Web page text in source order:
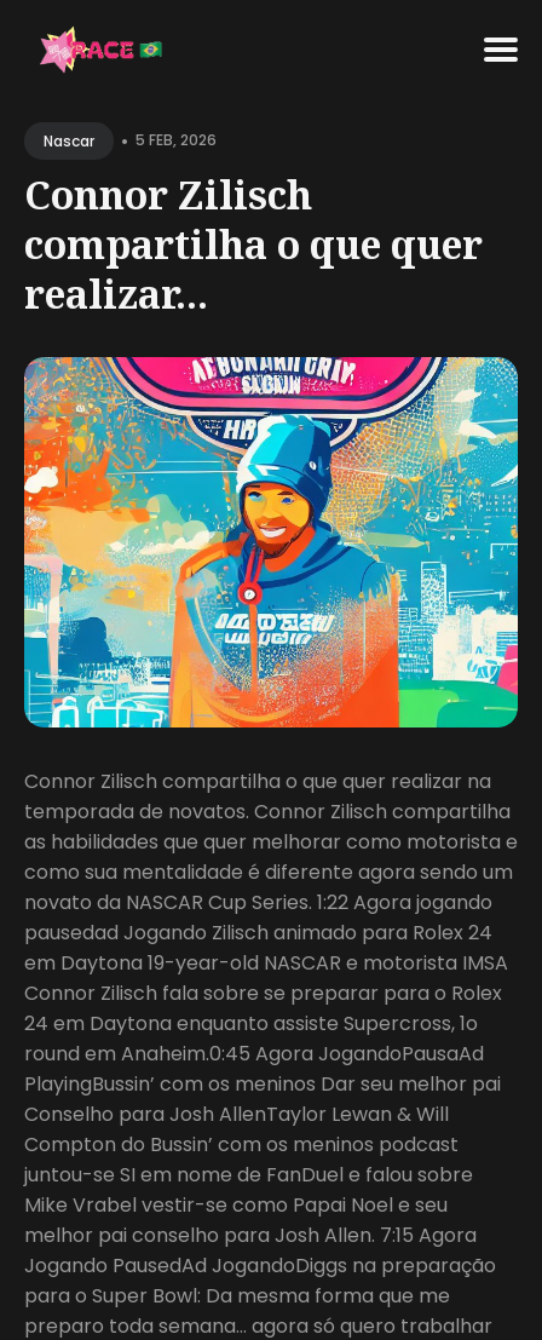
forNascar • 5 FEB, 2026
Connor Zilisch
compartilha o que quer
realizar...
Connor Zilisch compartilha o que quer realizar na
temporada de novatos. Connor Zilisch compartilha
as habilidades que quer melhorar como motorista e
como sua mentalidade é diferente agora sendo um
novato da NASCAR Cup Series. 1:22 Agora jogando
pausedad Jogando Zilisch animado para Rolex 24
em Daytona 19-year-old NASCAR e motorista IMSA
Connor Zilisch fala sobre se preparar para o Rolex
24 em Daytona enquanto assiste Supercross, 1o
round em Anaheim.0:45 Agora JogandoPausaAd
PlayingBussin’ com os meninos Dar seu melhor pai
Conselho para Josh AllenTaylor Lewan & Will
Compton do Bussin’ com os meninos podcast
juntou-se SI em nome de FanDuel e falou sobre
Mike Vrabel vestir-se como Papai Noel e seu
melhor pai conselho para Josh Allen. 7:15 Agora
Jogando PausedAd JogandoDiggs na preparação
para o Super Bowl: Da mesma forma que me
preparo toda semana… agora só quero trabalhar